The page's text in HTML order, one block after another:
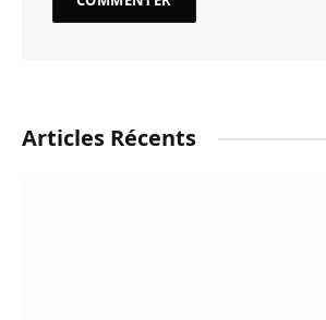
Articles Récents